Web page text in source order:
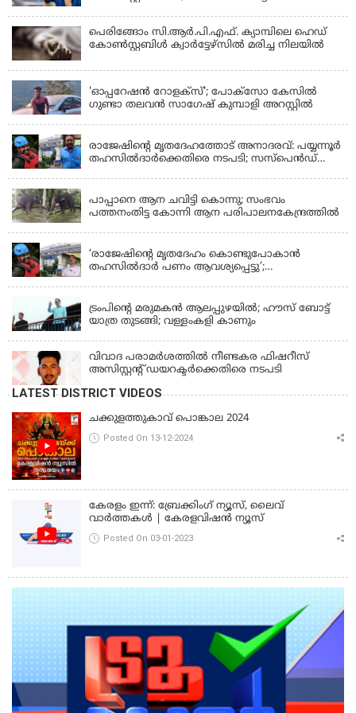
പെരിങ്ങോം സി.ആർ.പി.എഫ്. ക്യാമ്പിലെ ഹെഡ്
കോൺസ്റ്റബിൾ ക്വാർട്ടേഴ്സിൽ മരിച്ച നിലയിൽ
'ഓപ്പറേഷൻ റോളക്സ്'; പോക്സോ കേസിൽ
ഗുണ്ടാ തലവൻ സാഗേഷ് കുമ്പാളി അറസ്റ്റിൽ
രാജേഷിന്റെ മൃതദേഹത്തോട് അനാദരവ്: പയ്യന്നൂർ
തഹസിൽദാർക്കെതിരെ നടപടി; സസ്പെൻഡ്
പാപ്പാനെ ആന ചവിട്ടി കൊന്നു; സംഭവം
പത്തനംതിട്ട കോന്നി ആന പരിപാലനകേന്ദ്രത്തിൽ
‘രാജേഷിന്‍റെ മൃതദേഹം കൊണ്ടുപോകാന്‍
തഹസില്‍ദാര്‍ പണം ആവശ്യപ്പെട്ടു’;
ട്രംപിന്റെ മരുമകന്‍ ആലപ്പുഴയില്‍; ഹൗസ് ബോട്ട്
യാത്ര തുടങ്ങി; വള്ളംകളി കാണും
വിവാദ പരാമര്‍ശത്തില്‍ നീണ്ടകര ഫിഷറീസ്
അസിസ്റ്റന്റ് ഡയറക്ടര്‍ക്കെതിരെ നടപടി
LATEST DISTRICT VIDEOS
ചക്കുളത്തുകാവ് പൊങ്കാല 2024
Posted On 13-12-2024
കേരളം ഇന്ന്: ബ്രേക്കിംഗ് ന്യൂസ്, ലൈവ്
വാർത്തകൾ | കേരളവിഷൻ ന്യൂസ്
Posted On 03-01-2023